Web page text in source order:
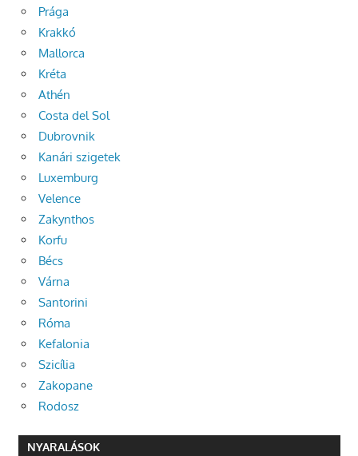
Prága
Krakkó
Mallorca
Kréta
Athén
Costa del Sol
Dubrovnik
Kanári szigetek
Luxemburg
Velence
Zakynthos
Korfu
Bécs
Várna
Santorini
Róma
Kefalonia
Szicília
Zakopane
Rodosz
NYARALÁSOK